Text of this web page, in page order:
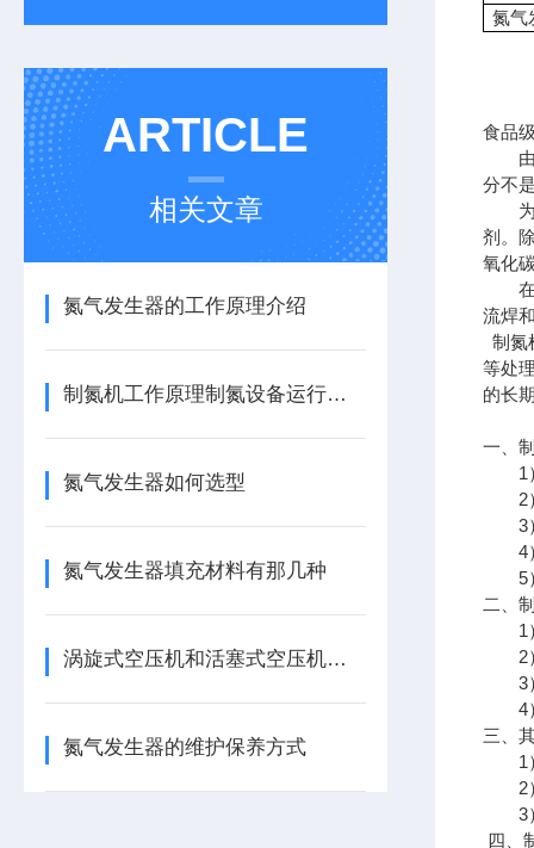
ARTICLE
相关文章
氮气发生器的工作原理介绍
制氮机工作原理制氮设备运行原理
氮气发生器如何选型
氮气发生器填充材料有那几种
涡旋式空压机和活塞式空压机的主要区别
氮气发生器的维护保养方式
氮气
食品
由于
分不
为了
剂。
氧化
在化
流焊
制氮
等处
的长
一、
1）
2）
3）
4）
5）
二、
1）
2）
3）
4）
三、
1）
2）
3）
四、